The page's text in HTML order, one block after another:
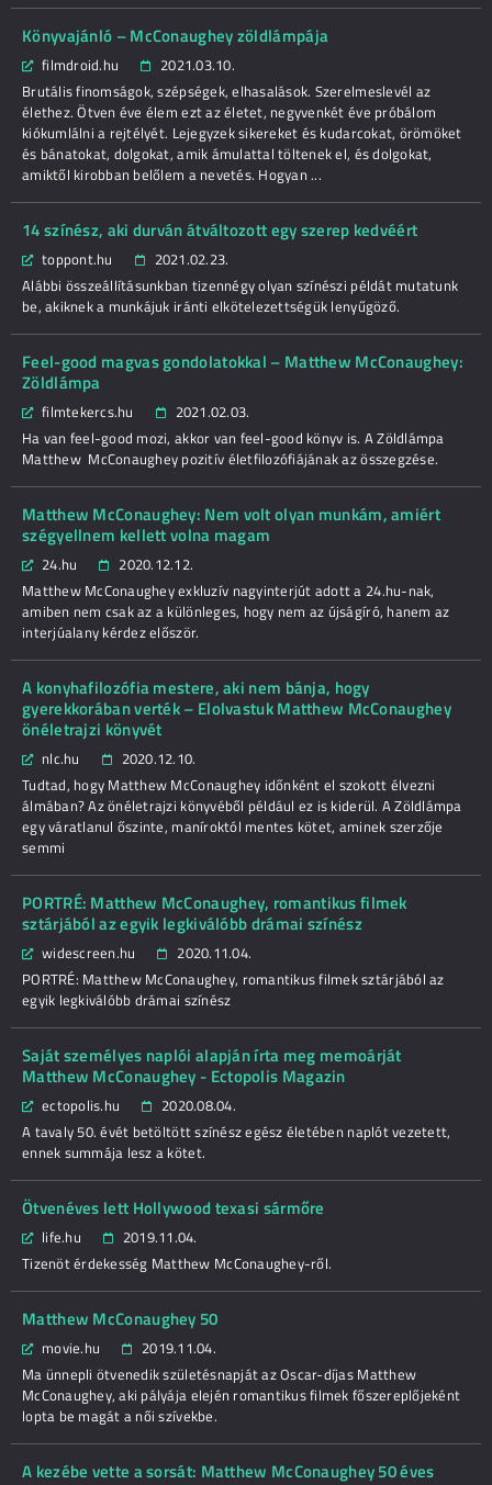
Könyvajánló – McConaughey zöldlámpája
filmdroid.hu
2021.03.10.
Brutális finomságok, szépségek, elhasalások. Szerelmeslevél az
élethez. Ötven éve élem ezt az életet, negyvenkét éve próbálom
kiókumlálni a rejtélyét. Lejegyzek sikereket és kudarcokat, örömöket
és bánatokat, dolgokat, amik ámulattal töltenek el, és dolgokat,
amiktől kirobban belőlem a nevetés. Hogyan ...
14 színész, aki durván átváltozott egy szerep kedvéért
toppont.hu
2021.02.23.
Alábbi összeállításunkban tizennégy olyan színészi példát mutatunk
be, akiknek a munkájuk iránti elkötelezettségük lenyűgöző.
Feel-good magvas gondolatokkal – Matthew McConaughey:
Zöldlámpa
filmtekercs.hu
2021.02.03.
Ha van feel-good mozi, akkor van feel-good könyv is. A Zöldlámpa
Matthew McConaughey pozitív életfilozófiájának az összegzése.
Matthew McConaughey: Nem volt olyan munkám, amiért
szégyellnem kellett volna magam
24.hu
2020.12.12.
Matthew McConaughey exkluzív nagyinterjút adott a 24.hu-nak,
amiben nem csak az a különleges, hogy nem az újságíró, hanem az
interjúalany kérdez először.
A konyhafilozófia mestere, aki nem bánja, hogy
gyerekkorában verték – Elolvastuk Matthew McConaughey
önéletrajzi könyvét
nlc.hu
2020.12.10.
Tudtad, hogy Matthew McConaughey időnként el szokott élvezni
álmában? Az önéletrajzi könyvéből például ez is kiderül. A Zöldlámpa
egy váratlanul őszinte, maníroktól mentes kötet, aminek szerzője
semmi
PORTRÉ: Matthew McConaughey, romantikus filmek
sztárjából az egyik legkiválóbb drámai színész
widescreen.hu
2020.11.04.
PORTRÉ: Matthew McConaughey, romantikus filmek sztárjából az
egyik legkiválóbb drámai színész
Saját személyes naplói alapján írta meg memoárját
Matthew McConaughey - Ectopolis Magazin
ectopolis.hu
2020.08.04.
A tavaly 50. évét betöltött színész egész életében naplót vezetett,
ennek summája lesz a kötet.
Ötvenéves lett Hollywood texasi sármőre
life.hu
2019.11.04.
Tizenöt érdekesség Matthew McConaughey-ről.
Matthew McConaughey 50
movie.hu
2019.11.04.
Ma ünnepli ötvenedik születésnapját az Oscar-díjas Matthew
McConaughey, aki pályája elején romantikus filmek főszereplőjeként
lopta be magát a női szívekbe.
A kezébe vette a sorsát: Matthew McConaughey 50 éves